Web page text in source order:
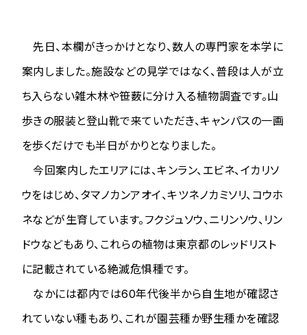
先日、本欄がきっかけとなり、数人の専門家を本学に
案内しました。施設などの見学ではなく、普段は人が立
ち入らない雑木林や笹薮に分け入る植物調査です。山
歩きの服装と登山靴で来ていただき、キャンパスの一画
を歩くだけでも半日がかりとなりました。
今回案内したエリアには、キンラン、エビネ、イカリソ
ウをはじめ、タマノカンアオイ、キツネノカミソリ、コウホ
ネなどが生育しています。フクジュソウ、ニリンソウ、リン
ドウなどもあり、これらの植物は東京都のレッドリスト
に記載されている絶滅危惧種です。
なかには都内では60年代後半から自生地が確認さ
れていない種もあり、これが園芸種か野生種かを確認